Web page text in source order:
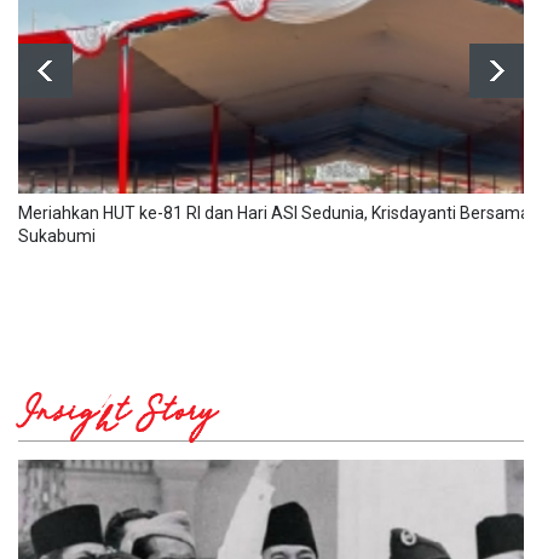
Meriahkan HUT ke-81 RI dan Hari ASI Sedunia, Krisdayanti Bersama
Sukabumi
Insight Story